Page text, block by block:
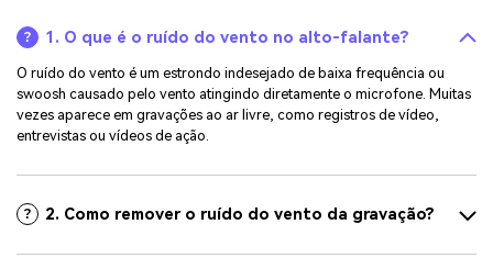
1. O que é o ruído do vento no alto-falante?
O ruído do vento é um estrondo indesejado de baixa frequência ou
swoosh causado pelo vento atingindo diretamente o microfone. Muitas
vezes aparece em gravações ao ar livre, como registros de vídeo,
entrevistas ou vídeos de ação.
2. Como remover o ruído do vento da gravação?